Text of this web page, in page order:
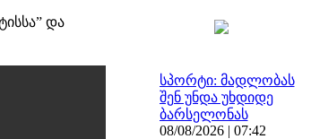
და
სპორტი: მადლობას
შენ უნდა უხდიდე
ბარსელონას
08/08/2026 | 07:42